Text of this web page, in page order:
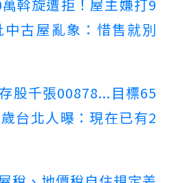
斡旋遭拒！屋主嫌打9
中古屋亂象：惜售就別
股千張00878...目標65
台北人曝：現在已有2